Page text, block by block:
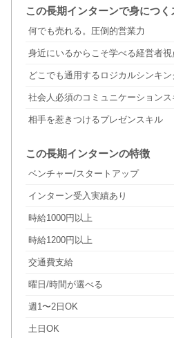
この長期インターンで身につく
何でも売れる。圧倒的営業力
身近にいるからこそ学べる経営者視
どこでも通用するロジカルシンキン
社会人必須のコミュニケーションス
相手を惹きつけるプレゼンスキル
この長期インターンの特徴
ベンチャー/スタートアップ
インターン受入実績あり
時給1000円以上
時給1200円以上
交通費支給
曜日/時間が選べる
週1〜2日OK
土日OK